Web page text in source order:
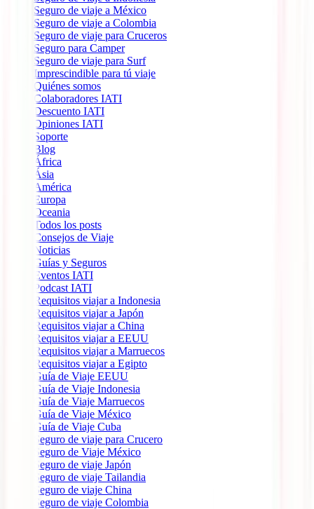
Seguro de viaje a México
Seguro de viaje a Colombia
Seguro de viaje para Cruceros
Seguro para Camper
Seguro de viaje para Surf
Imprescindible para tú viaje
Quiénes somos
Colaboradores IATI
Descuento IATI
Opiniones IATI
Soporte
Blog
África
Ásia
América
Europa
Oceania
Todos los posts
Consejos de Viaje
Noticias
Guías y Seguros
Eventos IATI
Podcast IATI
Requisitos viajar a Indonesia
Requisitos viajar a Japón
Requisitos viajar a China
Requisitos viajar a EEUU
Requisitos viajar a Marruecos
Requisitos viajar a Egipto
Guía de Viaje EEUU
Guía de Viaje Indonesia
Guía de Viaje Marruecos
Guía de Viaje México
Guía de Viaje Cuba
Seguro de viaje para Crucero
Seguro de Viaje México
Seguro de viaje Japón
Seguro de viaje Tailandia
Seguro de viaje China
Seguro de viaje Colombia